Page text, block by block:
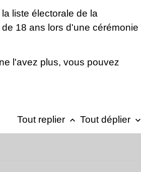
liste électorale de la
18 ans lors d'une cérémonie
l'avez plus, vous pouvez
Tout replier keyboard_arrow_up Tout déplier keyboard_arrow_down